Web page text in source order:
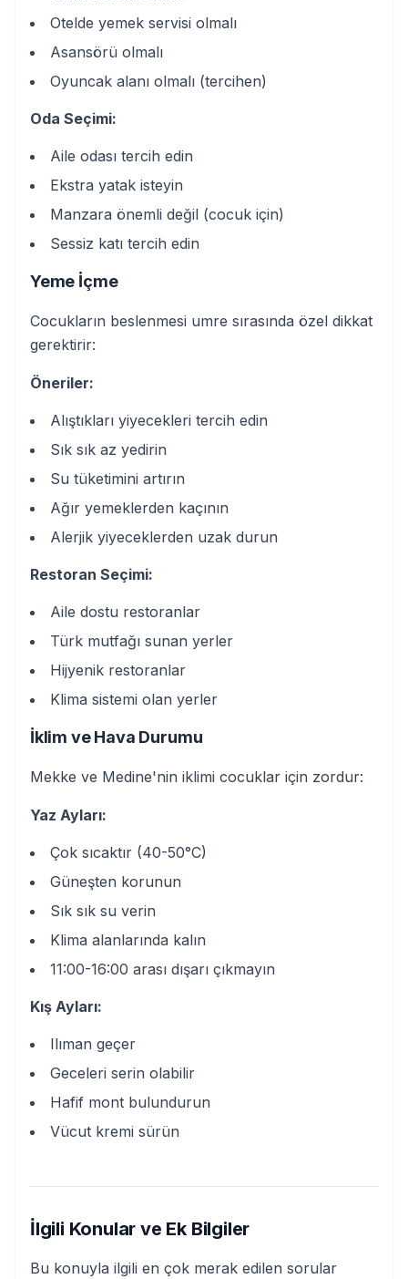
Otelde yemek servisi olmalı
Asansörü olmalı
Oyuncak alanı olmalı (tercihen)
Oda Seçimi:
Aile odası tercih edin
Ekstra yatak isteyin
Manzara önemli değil (cocuk için)
Sessiz katı tercih edin
Yeme İçme
Cocukların beslenmesi umre sırasında özel dikkat
gerektirir:
Öneriler:
Alıştıkları yiyecekleri tercih edin
Sık sık az yedirin
Su tüketimini artırın
Ağır yemeklerden kaçının
Alerjik yiyeceklerden uzak durun
Restoran Seçimi:
Aile dostu restoranlar
Türk mutfağı sunan yerler
Hijyenik restoranlar
Klima sistemi olan yerler
İklim ve Hava Durumu
Mekke ve Medine'nin iklimi cocuklar için zordur:
Yaz Ayları:
Çok sıcaktır (40-50°C)
Güneşten korunun
Sık sık su verin
Klima alanlarında kalın
11:00-16:00 arası dışarı çıkmayın
Kış Ayları:
Ilıman geçer
Geceleri serin olabilir
Hafif mont bulundurun
Vücut kremi sürün
İlgili Konular ve Ek Bilgiler
Bu konuyla ilgili en çok merak edilen sorular